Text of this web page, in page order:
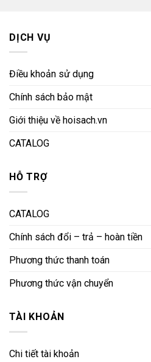
DỊCH VỤ
Điều khoản sử dụng
Chính sách bảo mật
Giới thiệu về hoisach.vn
CATALOG
HỖ TRỢ
CATALOG
Chính sách đổi – trả – hoàn tiền
Phương thức thanh toán
Phương thức vận chuyển
TÀI KHOẢN
Chi tiết tài khoản